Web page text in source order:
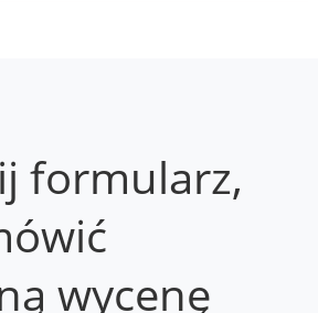
formularz,
wycenę